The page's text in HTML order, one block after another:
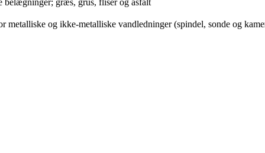
græs, grus, fliser og asfalt
og ikke-metalliske vandledninger (spindel, sonde og